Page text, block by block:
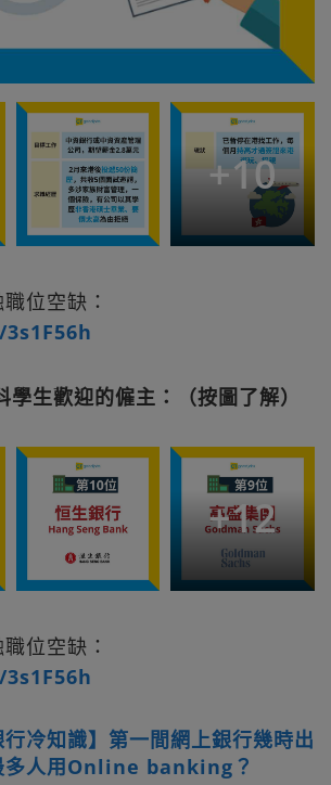
+10
位空缺：
生歡迎的僱主：（按圖了解）
+12
位空缺：
冷知識】第一間網上銀行幾時出
多人用Online banking？